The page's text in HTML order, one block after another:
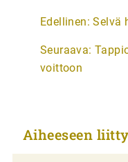
A
t
i
e
Edellinen: Selvä
Seuraava:
voittoon
Aiheeseen